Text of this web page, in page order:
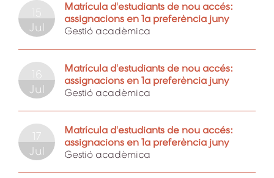
15
Jul
Matrícula d'estudiants de nou accés:
assignacions en 1a preferència juny
Gestió acadèmica
16
Jul
Matrícula d'estudiants de nou accés:
assignacions en 1a preferència juny
Gestió acadèmica
17
Jul
Matrícula d'estudiants de nou accés:
assignacions en 1a preferència juny
Gestió acadèmica